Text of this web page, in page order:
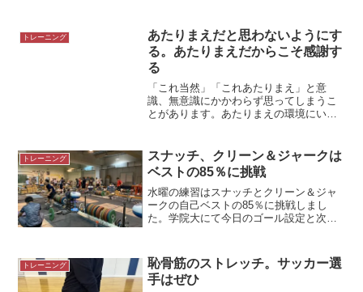
ど何もしていないスキーヤーもいるはず
です。今から冬の準備...
トレーニング
あたりまえだと思わないようにす
る。あたりまえだからこそ感謝す
る
「これ当然」「これあたりまえ」と意
識、無意識にかかわらず思ってしまうこ
とがあります。あたりまえの環境にいる
ましょう。＊沖縄の人にはあたりまえの
「さんぴん茶」部活動サポー...
トレーニング
スナッチ、クリーン＆ジャークは
ベストの85％に挑戦
水曜の練習はスナッチとクリーン＆ジャ
ークの自己ベストの85％に挑戦しまし
た。学院大にて今日のゴール設定と次回
の反省と次回のゴール設定は3点セットで
す。毎回練習後に反省を...
トレーニング
恥骨筋のストレッチ。サッカー選
手はぜひ